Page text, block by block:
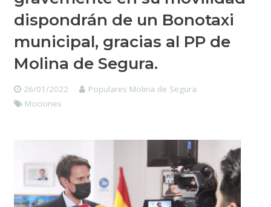
dispondrán de un Bonotaxi
municipal, gracias al PP de
Molina de Segura.
26/01/2022
Populares Molina de Segura
Mociones